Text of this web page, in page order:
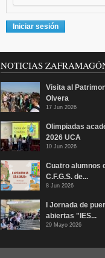
NOTICIAS
Visita al
Olvera
17 Jun 2026
Olimpiadas
2026 UCA
10 Jun 2026
Cuatro alumnos
C.F.G.S. de...
8 Jun 2026
I Jornada de
abiertas "IES...
29 Mayo 2026